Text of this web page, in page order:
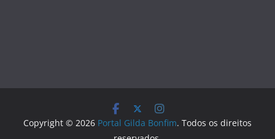
Copyright © 2026 Portal Gilda Bonfim. Todos os direitos